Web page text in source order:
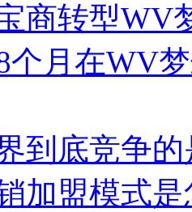
商转型WV
个月在WV
到底竞争
加盟模式